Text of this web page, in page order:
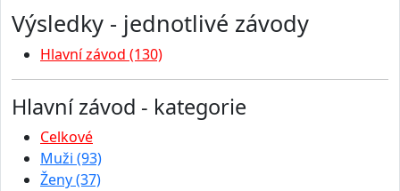
Výsledky - jednotlivé závody
Hlavní závod (130)
Hlavní závod - kategorie
Celkové
Muži (93)
Ženy (37)